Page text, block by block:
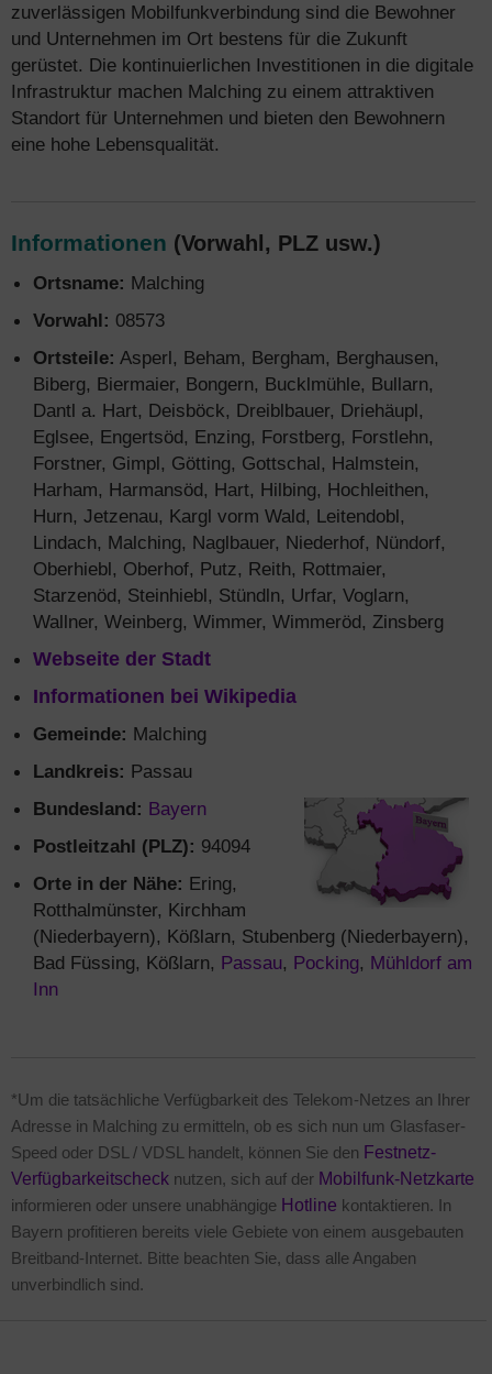
zuverlässigen Mobilfunkverbindung sind die Bewohner
und Unternehmen im Ort bestens für die Zukunft
gerüstet. Die kontinuierlichen Investitionen in die digitale
Infrastruktur machen Malching zu einem attraktiven
Standort für Unternehmen und bieten den Bewohnern
eine hohe Lebensqualität.
Informationen (Vorwahl, PLZ usw.)
Ortsname: Malching
Vorwahl: 08573
Ortsteile: Asperl, Beham, Bergham, Berghausen,
Biberg, Biermaier, Bongern, Bucklmühle, Bullarn,
Dantl a. Hart, Deisböck, Dreiblbauer, Driehäupl,
Eglsee, Engertsöd, Enzing, Forstberg, Forstlehn,
Forstner, Gimpl, Götting, Gottschal, Halmstein,
Harham, Harmansöd, Hart, Hilbing, Hochleithen,
Hurn, Jetzenau, Kargl vorm Wald, Leitendobl,
Lindach, Malching, Naglbauer, Niederhof, Nündorf,
Oberhiebl, Oberhof, Putz, Reith, Rottmaier,
Starzenöd, Steinhiebl, Stündln, Urfar, Voglarn,
Wallner, Weinberg, Wimmer, Wimmeröd, Zinsberg
Webseite der Stadt
Informationen bei Wikipedia
Gemeinde: Malching
Landkreis: Passau
Bundesland: Bayern
Postleitzahl (PLZ): 94094
Orte in der Nähe: Ering,
Rotthalmünster, Kirchham
(Niederbayern), Kößlarn, Stubenberg (Niederbayern),
Bad Füssing, Kößlarn, Passau, Pocking, Mühldorf am
Inn
*Um die tatsächliche Verfügbarkeit des Telekom-Netzes an Ihrer
Adresse in Malching zu ermitteln, ob es sich nun um Glasfaser-
Speed oder DSL / VDSL handelt, können Sie den Festnetz-
Verfügbarkeitscheck nutzen, sich auf der Mobilfunk-Netzkarte
informieren oder unsere unabhängige Hotline kontaktieren. In
Bayern profitieren bereits viele Gebiete von einem ausgebauten
Breitband-Internet. Bitte beachten Sie, dass alle Angaben
unverbindlich sind.